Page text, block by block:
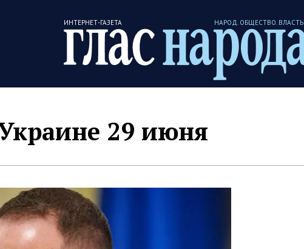
ИНТЕРНЕТ-ГАЗЕТА НАРОД. ОБЩЕСТВО. ВЛАСТЬ
29 июня